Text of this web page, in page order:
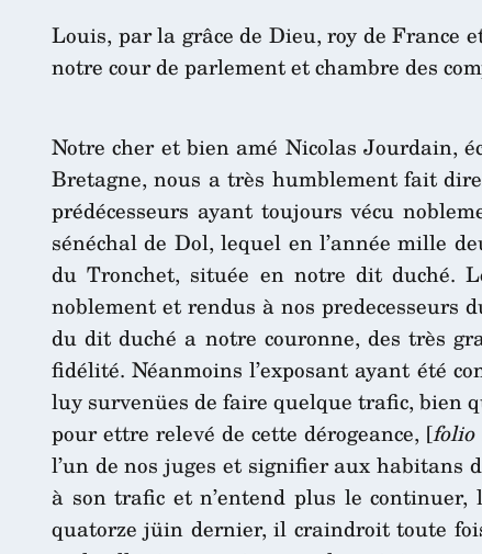
Louis, par la grâce de Dieu, roy de France
notre cour de parlement et chambre des
Notre cher et bien amé Nicolas Jourdain,
Bretagne, nous a très humblement fait
prédécesseurs ayant toujours vécu
sénéchal de Dol, lequel en l’année mille
du Tronchet, située en notre dit duché.
noblement et rendus à nos predecesseurs
du dit duché a notre couronne, des très
fidélité. Néanmoins l’exposant ayant été
luy survenües de faire quelque trafic, bien
pour ettre relevé de cette dérogeance, [folio
l’un de nos juges et signifier aux habitans
à son trafic et n’entend plus le
quatorze jüin dernier, il craindroit toute